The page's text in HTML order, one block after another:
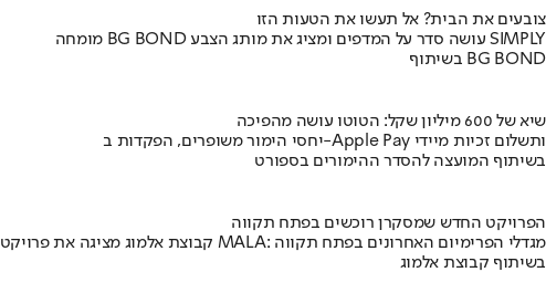
צובעים את הבית? אל תעשו את הטעות הזו
מומחה BG BOND עושה סדר על המדפים ומציג את מותג הצבע SIMPLY
בשיתוף BG BOND
שיא של 600 מיליון שקל: הטוטו עושה מהפיכה
יחסי הימור משופרים, הפקדות ב-Apple Pay ותשלום זכיות מיידי
בשיתוף המועצה להסדר ההימורים בספורט
הפרויקט החדש שמסקרן רוכשים בפתח תקווה
קבוצת אלמוג מציגה את פרויקט MALA: מגדלי הפרימיום האחרונים בפתח תקווה
בשיתוף קבוצת אלמוג